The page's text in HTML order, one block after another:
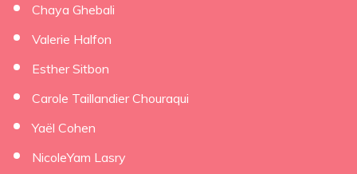
Chaya Ghebali
Valerie Halfon
Esther Sitbon
Carole Taillandier Chouraqui
Yaël Cohen
NicoleYam Lasry